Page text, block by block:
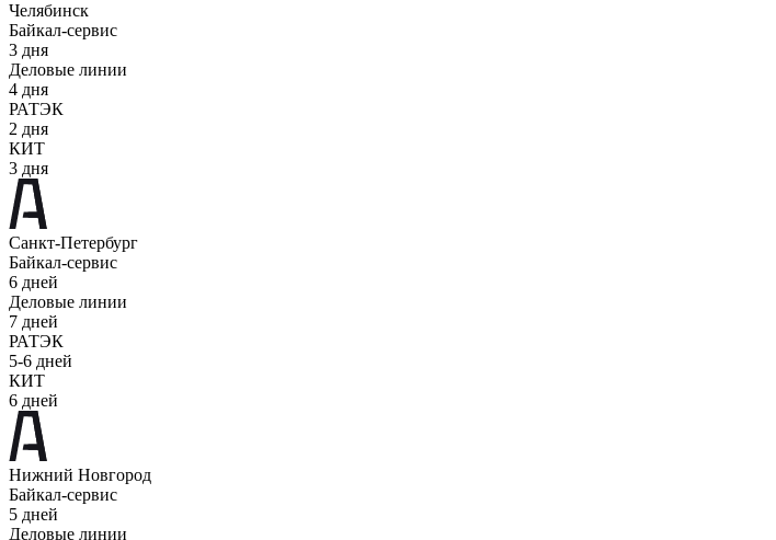
Челябинск
Байкал-сервис
3 дня
Деловые линии
4 дня
РАТЭК
2 дня
КИТ
3 дня
Санкт-Петербург
Байкал-сервис
6 дней
Деловые линии
7 дней
РАТЭК
5-6 дней
КИТ
6 дней
Нижний Новгород
Байкал-сервис
5 дней
Деловые линии